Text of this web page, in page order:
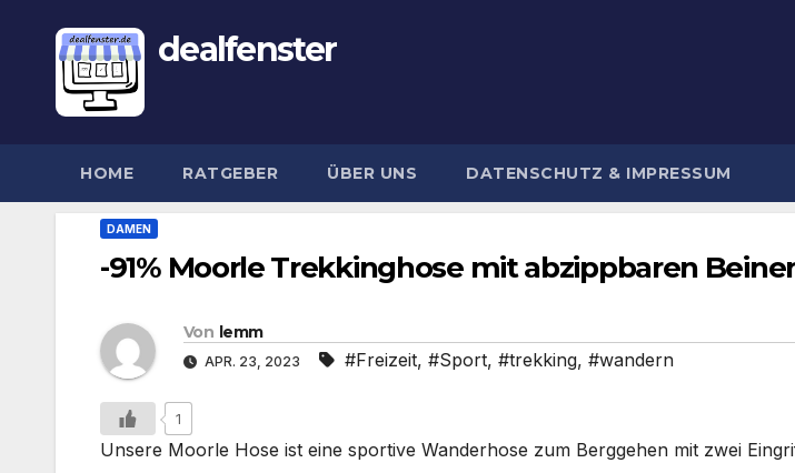
dealfenster
HOME RATGEBER ÜBER UNS DATENSCHUTZ & IMPRESSUM
DAMEN
-91% Moorle Trekkinghose mit abzippbaren
Von lemm
APR. 23, 2023 #Freizeit, #Sport, #trekking, #wandern
1
Unsere Moorle Hose ist eine sportive Wanderhose zum Berggehen mit zwei